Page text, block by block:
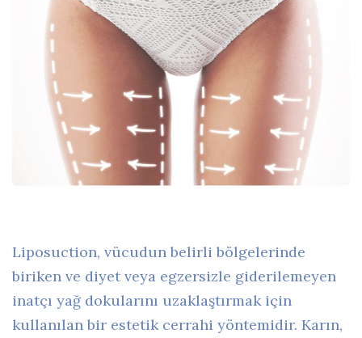
Liposuction, vücudun belirli bölgelerinde
biriken ve diyet veya egzersizle giderilemeyen
inatçı yağ dokularını uzaklaştırmak için
kullanılan bir estetik cerrahi yöntemidir. Karın,